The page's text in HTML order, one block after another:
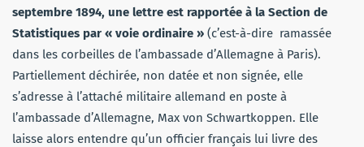
septembre 1894, une lettre est rapportée à la Section de
Statistiques par « voie ordinaire » (c’est-à-dire ramassée
dans les corbeilles de l’ambassade d’Allemagne à Paris).
Partiellement déchirée, non datée et non signée, elle
s’adresse à l’attaché militaire allemand en poste à
l’ambassade d’Allemagne, Max von Schwartkoppen. Elle
laisse alors entendre qu’un officier français lui livre des